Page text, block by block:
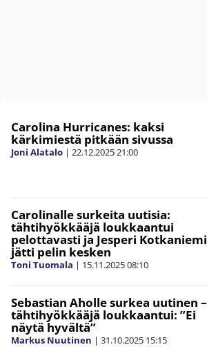
Carolina Hurricanes: kaksi
kärkimiestä pitkään sivussa
Joni Alatalo | 22.12.202521:00
Carolinalle surkeita uutisia:
tähtihyökkääjä loukkaantui
pelottavasti ja Jesperi Kotkaniemi
jätti pelin kesken
Toni Tuomala | 15.11.202508:10
Sebastian Aholle surkea uutinen –
tähtihyökkääjä loukkaantui: ”Ei
näytä hyvältä”
Markus Nuutinen | 31.10.2025 15:15